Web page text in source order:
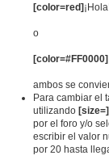
[color=red]
o
[color=#FF0000]
ambos se
Para cambiar el
utilizando
por el foro y/o
escribir el valor
por 20 hasta